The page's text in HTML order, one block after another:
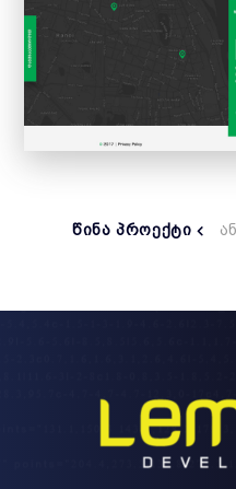
ᲬᲘᲜᲐ ᲞᲠᲝᲔᲥᲢᲘ ᲐᲜ